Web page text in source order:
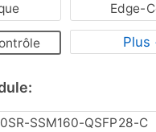
Edge-
Plus
SSM160-QSFP28-C